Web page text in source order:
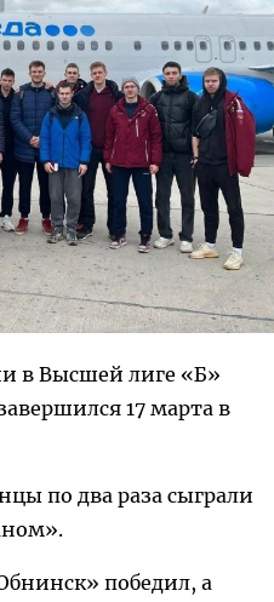
в Высшей лиге «Б»
17 марта в
по два раза сыграли
победил, а